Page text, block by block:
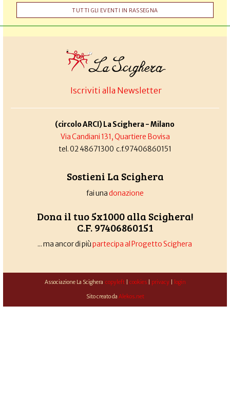
TUTTI GLI EVENTI IN RASSEGNA
Iscriviti alla Newsletter
(circolo ARCI) La Scighera - Milano
Via Candiani 131, Quartiere Bovisa
tel. 02 48671300 c.f.97406860151
Sostieni La Scighera
fai unadonazione
Dona il tuo 5x1000 alla Scighera!
C.F. 97406860151
... ma ancor di piùpartecipa al Progetto Scighera
Associazione La Scighera copyleft| cookies| privacy| login
Sito creato da Alekos.net